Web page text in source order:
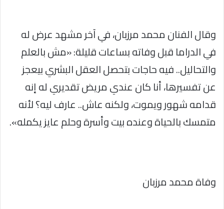
وقال الفنان محمد مرزبان، في آخر مشهد عرض له
في الدراما قبل وفاته بساعات قليلة: «مش بالعلم
والتحاليل.. فيه حاجات بتحصل العقل البشري بيعجز
عن تفسيرها، أنا كان عندي مريض تقديري له إنه
قدامه شهور ويموت، ولكنه عاش.. عارف ليه؟ لأنه
متمسك بالحياة وعنده بيت وأسرة وحلم عايز يكمله».
وفاة محمد مرزبان